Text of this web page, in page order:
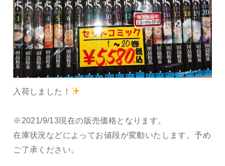
入荷しました！
※2021/9/13現在の販売価格となります。
在庫状況などによってお値段が変動いたします。予め
ご了承ください。